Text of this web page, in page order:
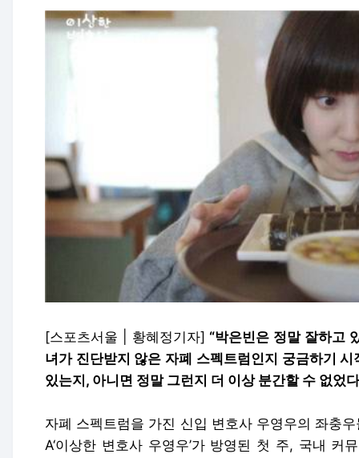
[스포츠서울 | 황혜정기자] “박은빈은 정말 잘하고
녀가 진단받지 않은 자폐 스펙트럼인지 궁금하기
있는지, 아니면 정말 그런지 더 이상 분간할 수 없었
자폐 스펙트럼을 가진 신입 변호사 우영우의 좌충
A‘이상한 변호사 우영우’가 방영된 첫 주, 국내 커